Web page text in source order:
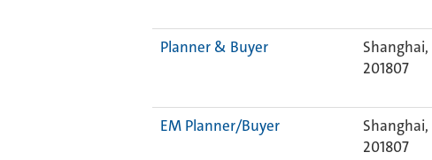
Planner & Buyer
Shanghai,
201807
EM Planner/Buyer
Shanghai,
201807